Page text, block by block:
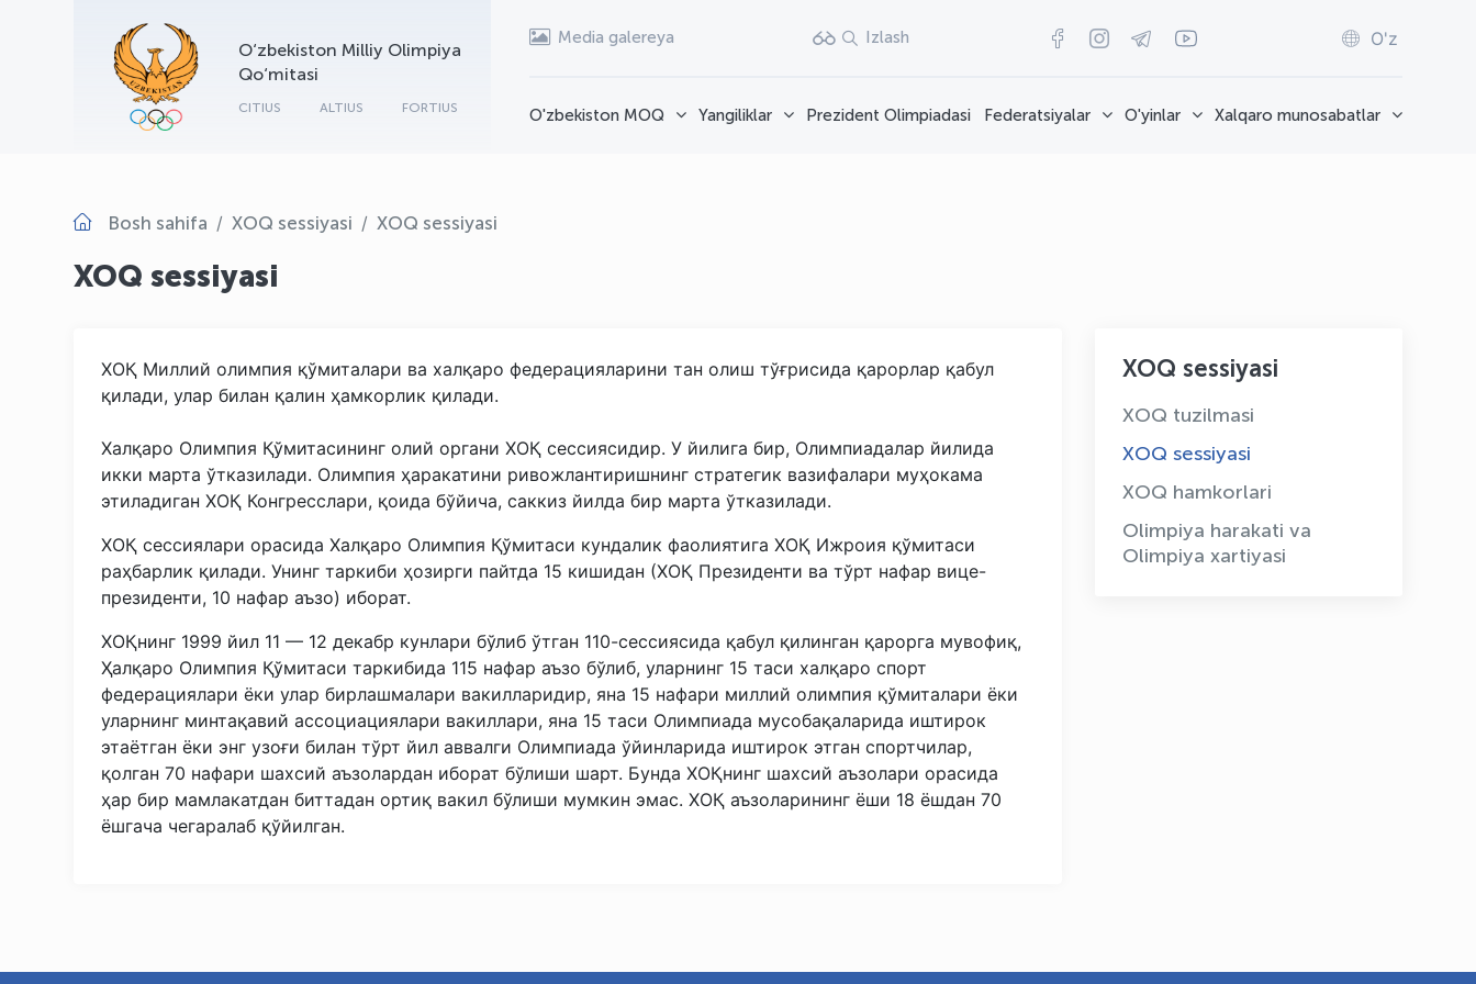
O‘zbekiston Milliy Olimpiya
Qo‘mitasi
CITIUS ALTIUS FORTIUS
Media galereya Izlash O'z
O'zbekiston MOQ Yangiliklar Prezident Olimpiadasi Federatsiyalar O'yinlar Xalqaro munosabatlar
Bosh sahifa XOQ sessiyasi XOQ sessiyasi
XOQ sessiyasi
ХОҚ Миллий олимпия қўмиталари ва халқаро федерацияларини тан олиш тўғрисида қарорлар қабул
қилади, улар билан қалин ҳамкорлик қилади.
Халқаро Олимпия Қўмитасининг олий органи ХОҚ сессиясидир. У йилига бир, Олимпиадалар йилида
икки марта ўтказилади. Олимпия ҳаракатини ривожлантиришнинг стратегик вазифалари муҳокама
этиладиган ХОҚ Конгресслари, қоида бўйича, саккиз йилда бир марта ўтказилади.
ХОҚ сессиялари орасида Халқаро Олимпия Қўмитаси кундалик фаолиятига ХОҚ Ижроия қўмитаси
раҳбарлик қилади. Унинг таркиби ҳозирги пайтда 15 кишидан (ХОҚ Президенти ва тўрт нафар вице-
президенти, 10 нафар аъзо) иборат.
ХОҚнинг 1999 йил 11 — 12 декабр кунлари бўлиб ўтган 110-сессиясида қабул қилинган қарорга мувофиқ,
Ҳалқаро Олимпия Қўмитаси таркибида 115 нафар аъзо бўлиб, уларнинг 15 таси халқаро спорт
федерациялари ёки улар бирлашмалари вакилларидир, яна 15 нафари миллий олимпия қўмиталари ёки
уларнинг минтақавий ассоциациялари вакиллари, яна 15 таси Олимпиада мусобақаларида иштирок
этаётган ёки энг узоғи билан тўрт йил аввалги Олимпиада ўйинларида иштирок этган спортчилар,
қолган 70 нафари шахсий аъзолардан иборат бўлиши шарт. Бунда ХОҚнинг шахсий аъзолари орасида
ҳар бир мамлакатдан биттадан ортиқ вакил бўлиши мумкин эмас. ХОҚ аъзоларининг ёши 18 ёшдан 70
ёшгача чегаралаб қўйилган.
XOQ sessiyasi
XOQ tuzilmasi
XOQ sessiyasi
XOQ hamkorlari
Olimpiya harakati va
Olimpiya xartiyasi